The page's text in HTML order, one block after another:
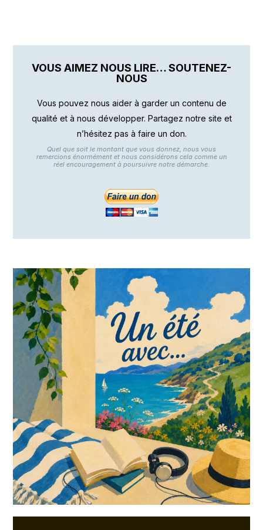
VOUS AIMEZ NOUS LIRE… SOUTENEZ-
NOUS
Vous pouvez nous aider à garder un contenu de
qualité et à nous développer. Partagez notre site et
n’hésitez pas à faire un don.
Quel que soit le montant que vous donnez, nous vous
remercions énormément et nous considérons cela comme un
réel encouragement à poursuivre notre démarche.